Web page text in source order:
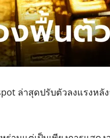
ล่าสุดปรับตัวลงแรงห